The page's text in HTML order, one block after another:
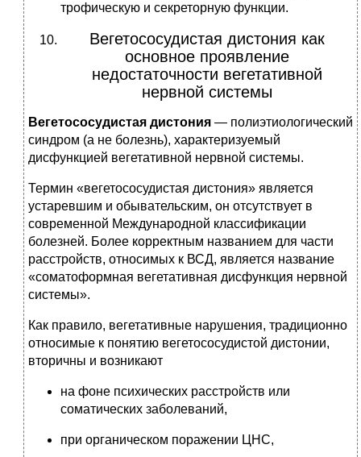
трофическую и секреторную функции.
Вегетососудистая дистония как
основное проявление
недостаточности вегетативной
нервной системы
Вегетососудистая дистония — полиэтиологический
синдром (а не болезнь), характеризуемый
дисфункцией вегетативной нервной системы.
Термин «вегетососудистая дистония» является
устаревшим и обывательским, он отсутствует в
современной Международной классификации
болезней. Более корректным названием для части
расстройств, относимых к ВСД, является название
«соматоформная вегетативная дисфункция нервной
системы».
Как правило, вегетативные нарушения, традиционно
относимые к понятию вегетососудистой дистонии,
вторичны и возникают
на фоне психических расстройств или
соматических заболеваний,
при органическом поражении ЦНС,